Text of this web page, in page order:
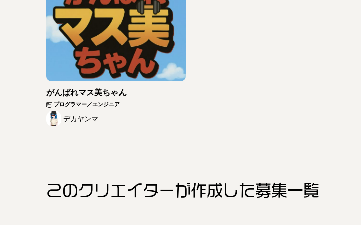
がんばれマス美ちゃん
プログラマー／エンジニア
デカヤンマ
このクリエイターが作成した募集一覧